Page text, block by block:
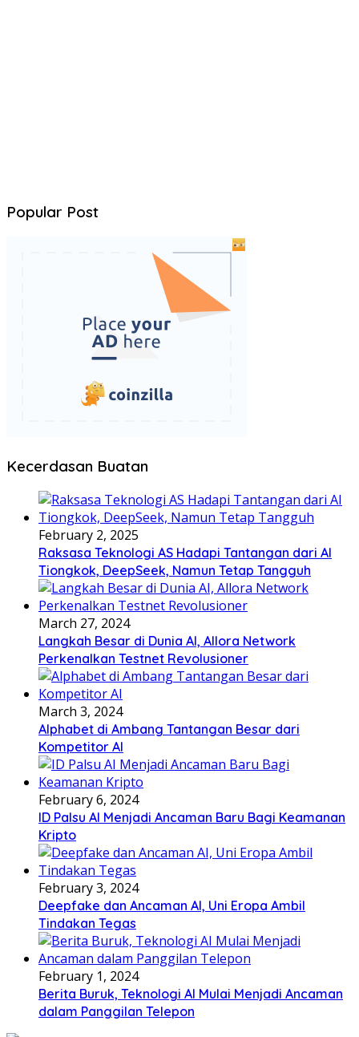
Popular Post
Kecerdasan Buatan
February 2, 2025
Raksasa Teknologi AS Hadapi Tantangan dari AI
Tiongkok, DeepSeek, Namun Tetap Tangguh
March 27, 2024
Langkah Besar di Dunia AI, Allora Network
Perkenalkan Testnet Revolusioner
March 3, 2024
Alphabet di Ambang Tantangan Besar dari
Kompetitor AI
February 6, 2024
ID Palsu AI Menjadi Ancaman Baru Bagi Keamanan
Kripto
February 3, 2024
Deepfake dan Ancaman AI, Uni Eropa Ambil
Tindakan Tegas
February 1, 2024
Berita Buruk, Teknologi AI Mulai Menjadi Ancaman
dalam Panggilan Telepon